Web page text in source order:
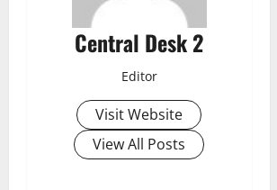
Central Desk 2
Editor
Visit Website
View All Posts